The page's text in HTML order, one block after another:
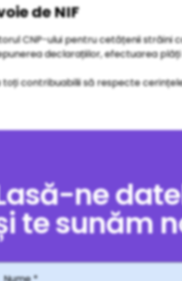
de NIF
CNP-ului pentru cetățenii străini
declarațiilor, efectuarea
contribuabilii să respecte
ne
te sunăm
*